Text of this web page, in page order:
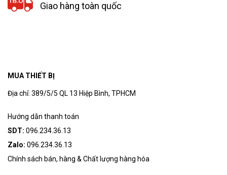
Giao hàng toàn quốc
MUA THIẾT BỊ
Địa chỉ: 389/5/5 QL 13 Hiệp Bình, TPHCM
Hướng dẫn thanh toán
SDT: 096.234.36.13
Zalo: 096.234.36.13
Chính sách bán, hàng & Chất lượng hàng hóa